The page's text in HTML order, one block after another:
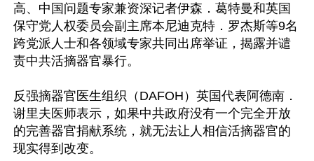
高、中国问题专家兼资深记者伊森．葛特曼和英国
保守党人权委员会副主席本尼迪克特．罗杰斯等9名
跨党派人士和各领域专家共同出席举证，揭露并谴
责中共活摘器官暴行。
反强摘器官医生组织（DAFOH）英国代表阿德南．
谢里夫医师表示，如果中共政府没有一个完全开放
的完善器官捐献系统，就无法让人相信活摘器官的
现实得到改变。